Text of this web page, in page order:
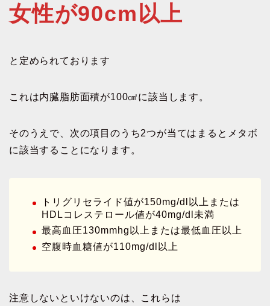
女性が90cm以上
と定められております
これは内臓脂肪面積が100㎠に該当します。
そのうえで、次の項目のうち2つが当てはまるとメタボ
に該当することになります。
トリグリセライド値が150mg/dl以上または
HDLコレステロール値が40mg/dl未満
最高血圧130mmhg以上または最低血圧以上
空腹時血糖値が110mg/dl以上
注意しないといけないのは、これらは